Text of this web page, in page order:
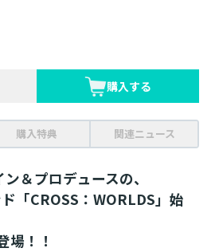
購入する
購入特典 関連ニュース
＆プロデュースの、
「CROSS：WORLDS」始
場！！